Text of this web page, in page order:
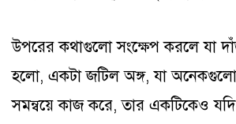
উপরের কথাগুলো সংক্ষেপ করলে যা
হলো, একটা জটিল অঙ্গ, যা অনেকগুলো
সমন্বয়ে কাজ করে, তার একটিকেও